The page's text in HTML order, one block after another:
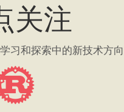
关注
习和探索中的新技术方向